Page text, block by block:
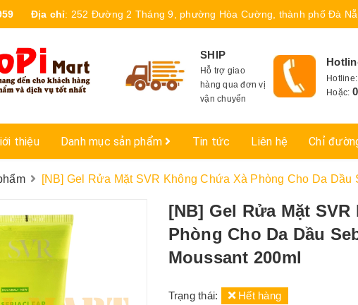
Địa chỉ: 252 Đường 2 Tháng 9, phường Hòa Cường, thành phố Đà
SHIP
Hỗ trợ giao
hàng qua đơn vị
vận chuyển
Hoặc:
thiệu Danh mục sản phẩm Tin tức Liên hệ Chỉ
[NB] Gel Rửa Mặt SVR Không Chứa Xà Phòng Cho Da Dầu
[NB] Gel Rửa Mặt
Phòng Cho Da Dầu
Moussant 200ml
Trạng thái: Hết hàng